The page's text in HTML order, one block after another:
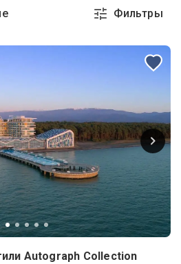
Фильтры
Autograph Collection